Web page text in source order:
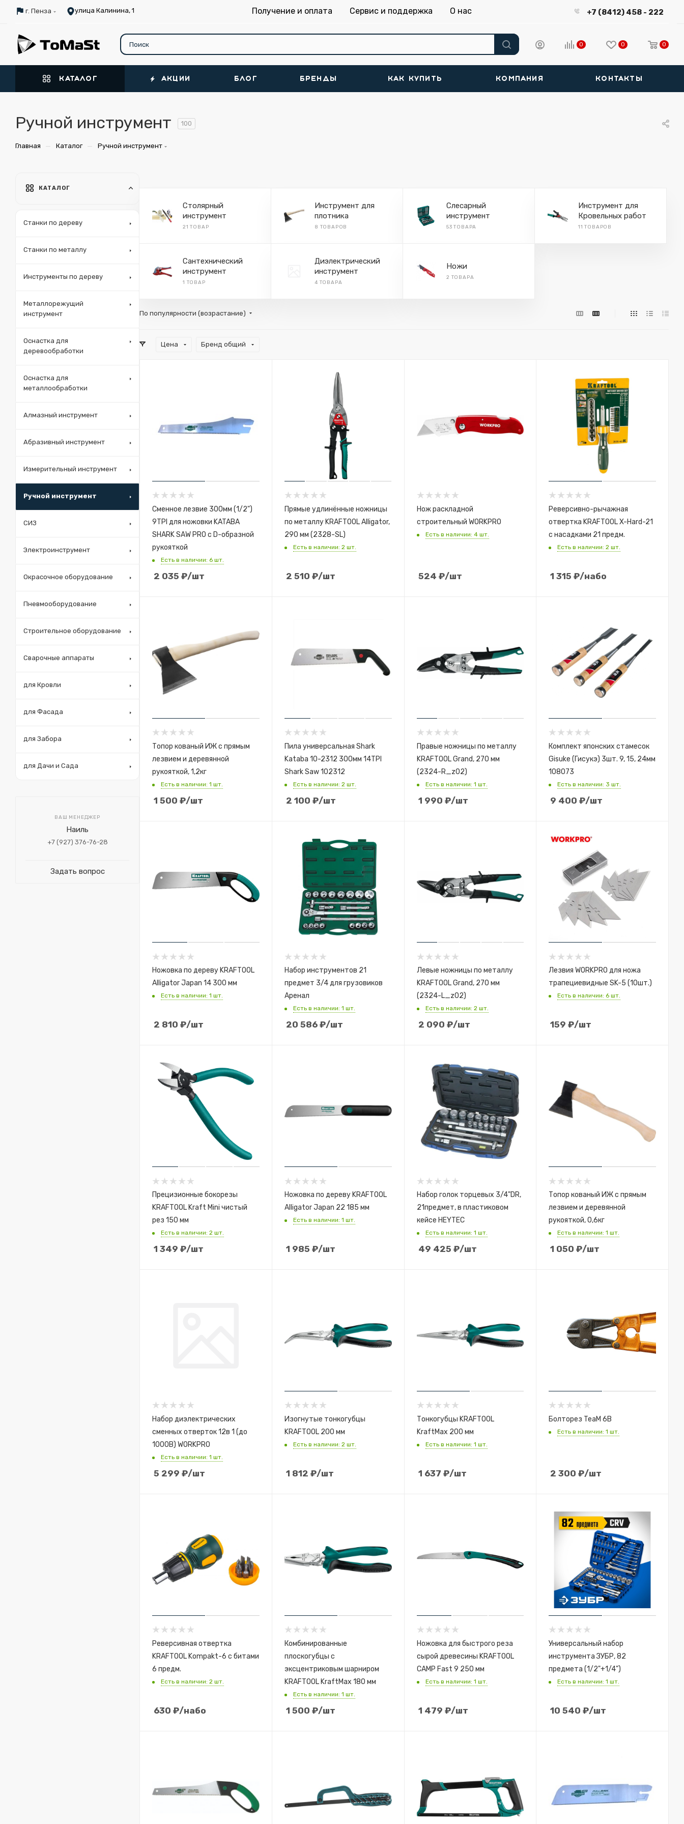
г. Пенза улица Калинина, 1 Получение и оплата Сервис и поддержка О нас +7 (8412) 458 - 222
0 0 0
КАТАЛОГ АКЦИИ БЛОГ БРЕНДЫ КАК КУПИТЬ КОМПАНИЯ КОНТАКТЫ
Ручной инструмент 100
Главная — Каталог — Ручной инструмент
Столярный
инструмент
21 ТОВАР
Инструмент для
плотника
8 ТОВАРОВ
Слесарный
инструмент
53 ТОВАРА
Инструмент для
Кровельных работ
11 ТОВАРОВ
Сантехнический
инструмент
1 ТОВАР
Диэлектрический
инструмент
4 ТОВАРА
Ножи
2 ТОВАРА
По популярности (возрастание)
Цена Бренд общий
Сменное лезвие 300мм (1/2")
9TPI для ножовки KATABA
SHARK SAW PRO с D-образной
рукояткой
Есть в наличии: 6 шт.
2 035 ₽/шт
Прямые удлинённые ножницы
по металлу KRAFTOOL Alligator,
290 мм (2328-SL)
Есть в наличии: 2 шт.
2 510 ₽/шт
Нож раскладной
строительный WORKPRO
Есть в наличии: 4 шт.
524 ₽/шт
Реверсивно-рычажная
отвертка KRAFTOOL X-Hard-21
с насадками 21 предм.
Есть в наличии: 2 шт.
1 315 ₽/набо
Топор кованый ИЖ с прямым
лезвием и деревянной
рукояткой, 1,2кг
Есть в наличии: 1 шт.
1 500 ₽/шт
Пила универсальная Shark
Kataba 10-2312 300мм 14TPI
Shark Saw 102312
Есть в наличии: 2 шт.
2 100 ₽/шт
Правые ножницы по металлу
KRAFTOOL Grand, 270 мм
(2324-R_z02)
Есть в наличии: 1 шт.
1 990 ₽/шт
Комплект японских стамесок
Gisuke (Гисукэ) 3шт. 9, 15, 24мм
108073
Есть в наличии: 3 шт.
9 400 ₽/шт
Ножовка по дереву KRAFTOOL
Alligator Japan 14 300 мм
Есть в наличии: 1 шт.
2 810 ₽/шт
Набор инструментов 21
предмет 3/4 для грузовиков
Аренал
Есть в наличии: 1 шт.
20 586₽/шт
Левые ножницы по металлу
KRAFTOOL Grand, 270 мм
(2324-L_z02)
Есть в наличии: 2 шт.
2 090 ₽/шт
Лезвия WORKPRO для ножа
трапециевидные SK-5 (10шт.)
Есть в наличии: 6 шт.
159 ₽/шт
Прецизионные бокорезы
KRAFTOOL Kraft Mini чистый
рез 150 мм
Есть в наличии: 2 шт.
1 349 ₽/шт
Ножовка по дереву KRAFTOOL
Alligator Japan 22 185 мм
Есть в наличии: 1 шт.
1 985 ₽/шт
Набор голок торцевых 3/4"DR,
21предмет, в пластиковом
кейсе HEYTEC
Есть в наличии: 1 шт.
49 425 ₽/шт
Топор кованый ИЖ с прямым
лезвием и деревянной
рукояткой, 0,6кг
Есть в наличии: 1 шт.
1 050 ₽/шт
Набор диэлектрических
сменных отверток 12в 1 (до
1000В) WORKPRO
Есть в наличии: 1 шт.
5 299 ₽/шт
Изогнутые тонкогубцы
KRAFTOOL 200 мм
Есть в наличии: 2 шт.
1 812 ₽/шт
Тонкогубцы KRAFTOOL
KraftMax 200 мм
Есть в наличии: 1 шт.
1 637 ₽/шт
Болторез TeaM 6В
Есть в наличии: 1 шт.
2 300 ₽/шт
Реверсивная отвертка
KRAFTOOL Kompakt-6 с битами
6 предм.
Есть в наличии: 2 шт.
630 ₽/набо
Комбинированные
плоскогубцы с
эксцентриковым шарниром
KRAFTOOL KraftMax 180 мм
Есть в наличии: 1 шт.
1 500 ₽/шт
Ножовка для быстрого реза
сырой древесины KRAFTOOL
CAMP Fast 9 250 мм
Есть в наличии: 1 шт.
1 479 ₽/шт
Универсальный набор
инструмента ЗУБР, 82
предмета (1/2"+1/4")
Есть в наличии: 1 шт.
10 540 ₽/шт
КАТАЛОГ
Станки по дереву
Станки по металлу
Инструменты по дереву
Металлорежущий
инструмент
Оснастка для
деревообработки
Оснастка для
металлообработки
Алмазный инструмент
Абразивный инструмент
Измерительный инструмент
Ручной инструмент
СИЗ
Электроинструмент
Окрасочное оборудование
Пневмооборудование
Строительное оборудование
Сварочные аппараты
для Кровли
для Фасада
для Забора
для Дачи и Сада
ВАШ МЕНЕДЖЕР
Наиль
+7 (927) 376-76-28
Задать вопрос